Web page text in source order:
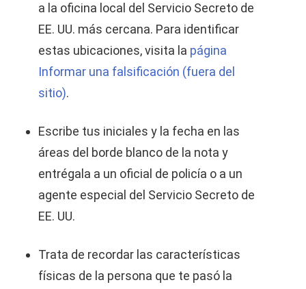
a la oficina local del Servicio Secreto de
EE. UU. más cercana. Para identificar
estas ubicaciones, visita la página
Informar una falsificación (fuera del
sitio).
Escribe tus iniciales y la fecha en las
áreas del borde blanco de la nota y
entrégala a un oficial de policía o a un
agente especial del Servicio Secreto de
EE. UU.
Trata de recordar las características
físicas de la persona que te pasó la